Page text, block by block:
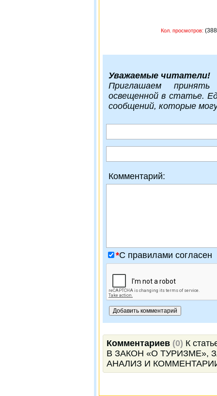
Кол. просмотров:
Уважаемые читатели!
Приглашаем
освещенной в статье.
сообщений, которые
Комментарий:
*C правилами согласен
Комментариев (0) К
В ЗАКОН «О
АНАЛИЗ И